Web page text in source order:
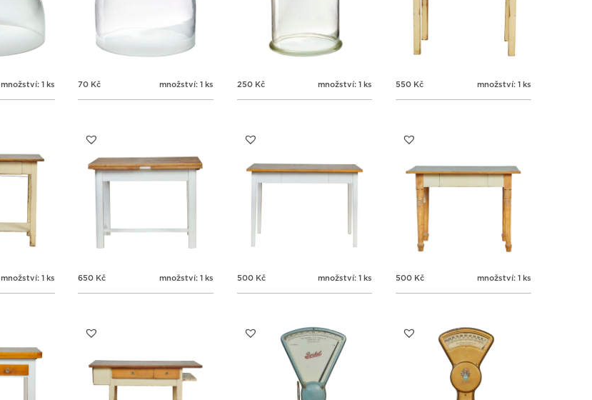
množství: 1 ks 70 Kč množství: 1 ks 250 Kč množství: 1 ks 550 Kč množství: 1 ks
množství: 1 ks 650 Kč množství: 1 ks 500 Kč množství: 1 ks 500 Kč množství: 1 ks